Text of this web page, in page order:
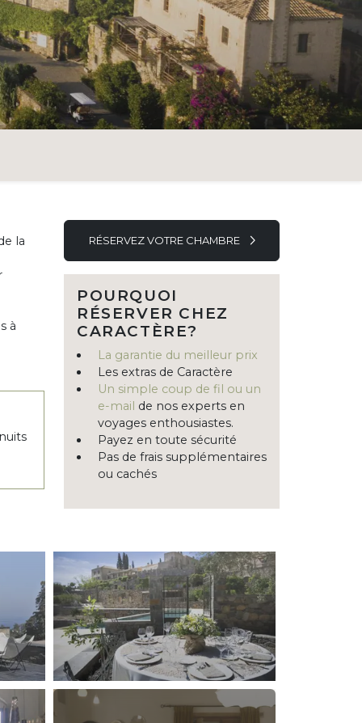
la
à
RÉSERVEZ VOTRE CHAMBRE
POURQUOI
RÉSERVER CHEZ
CARACTÈRE?
La garantie du meilleur prix
Les extras de Caractère
Un simple coup de fil ou un
e-mail de nos experts en
voyages enthousiastes.
Payez en toute sécurité
Pas de frais supplémentaires
ou cachés